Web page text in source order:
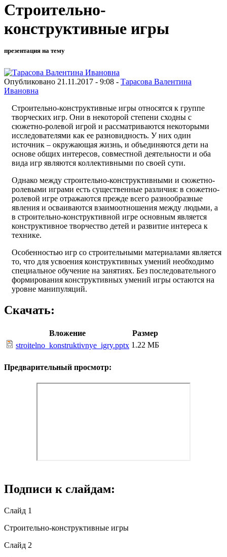
Строительно-
конструктивные игры
презентация на тему
Опубликовано 21.11.2017 - 9:08 - Тарасова Валентина
Ивановна
Строительно-конструктивные игры относятся к группе
творческих игр. Они в некоторой степени сходны с
сюжетно-ролевой игрой и рассматриваются некоторыми
исследователями как ее разновидность. У них один
источник – окружающая жизнь, и объединяются дети на
основе общих интересов, совместной деятельности и оба
вида игр являются коллективными по своей сути.
Однако между строительно-конструктивными и сюжетно-
ролевыми играми есть существенные различия: в сюжетно-
ролевой игре отражаются прежде всего разнообразные
явления и осваиваются взаимоотношения между людьми, а
в строительно-конструктивной игре основным является
конструктивное творчество детей и развитие интереса к
технике.
Особенностью игр со строительными материалами является
то, что для усвоения конструктивных умений необходимо
специальное обучение на занятиях. Без последовательного
формирования конструктивных умений игры остаются на
уровне манипуляций.
Скачать:
Вложение
Размер
stroitelno_konstruktivnye_igry.pptx 1.22 МБ
Предварительный просмотр:
Подписи к слайдам:
Слайд 1
Строительно-конструктивные игры
Слайд 2